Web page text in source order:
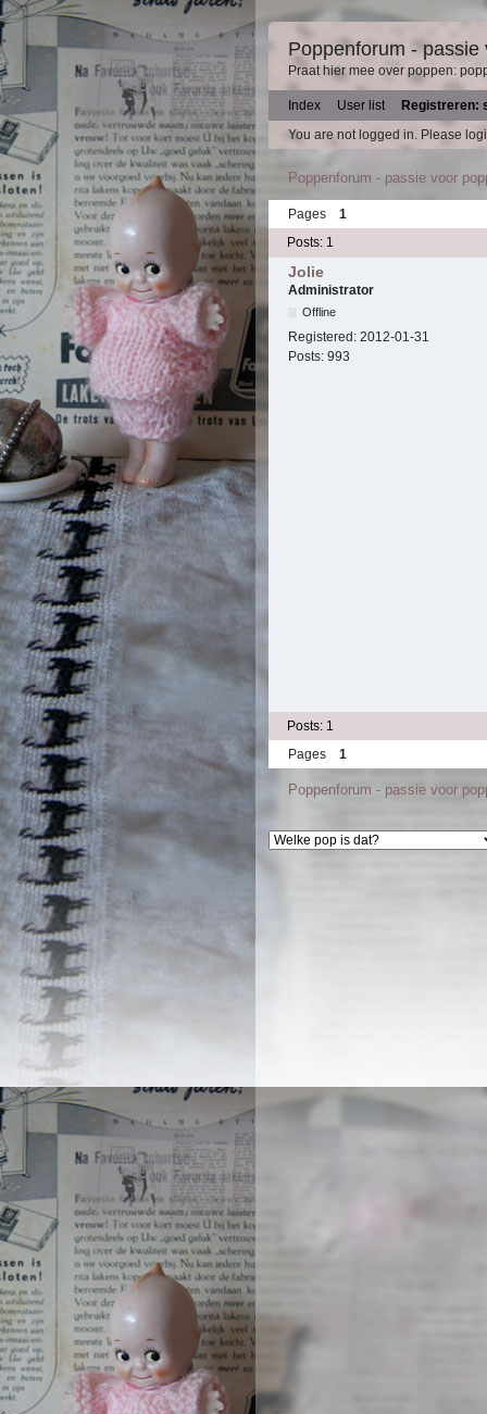
Poppenforum - passie
Praat hier mee over poppen:
Index User list
Registreren:
You are not logged in. Please
Poppenforum - passie voor
Pages
1
Posts: 1
Jolie
Administrator
Offline
Registered: 2012-01-31
Posts: 993
Posts: 1
Pages
1
Poppenforum - passie voor